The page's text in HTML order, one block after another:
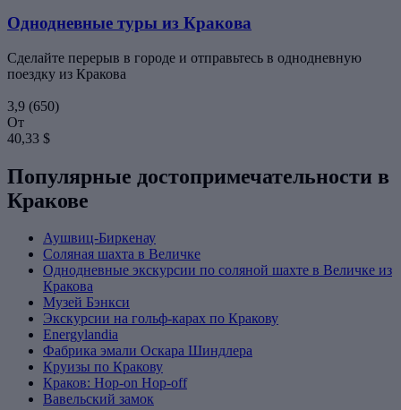
Однодневные туры из Кракова
Сделайте перерыв в городе и отправьтесь в однодневную
поездку из Кракова
3,9 (650)
От
40,33 $
Популярные достопримечательности в
Кракове
Аушвиц-Биркенау
Соляная шахта в Величке
Однодневные экскурсии по соляной шахте в Величке из
Кракова
Музей Бэнкси
Экскурсии на гольф-карах по Кракову
Energylandia
Фабрика эмали Оскара Шиндлера
Круизы по Кракову
Краков: Hop-on Hop-off
Вавельский замок